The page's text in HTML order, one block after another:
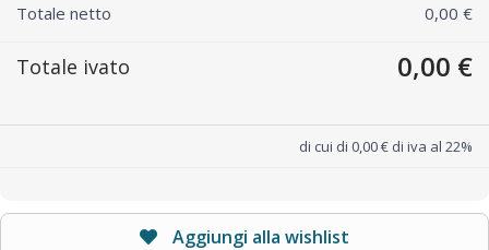
Totale netto
0,00 €
Totale ivato 0,00 €
di cui di 0,00 € di iva al 22%
Aggiungi alla wishlist